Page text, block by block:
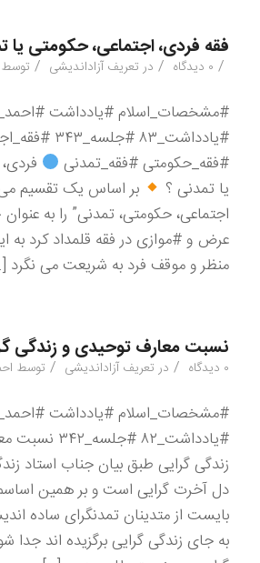
فقه فردی، اجتماعی، حکومتی یا
/ ۰ دیدگاه / در تعریف آزاداندیشی / توسط
#مشخصات_اسلام #یادداشت
#یادداشت_۸۳
#فقه_حکومتی #فقه_تمدنی
یا تمدنی ؟
بر اساس یک تقسیم می
اجتماعی، حکومتی، تمدنی” را به
عرض و #موازی در فقه قلمداد کرد به
منظر و موقف فرد به شریعت می نگرد
نسبت معارف توحیدی و زندگی
۰ دیدگاه / در تعریف آزاداندیشی / توسط
#مشخصات_اسلام #یادداشت
#یادداشت_۸۲
زندگی گرایی طبق بیان جناب استاد
دل آخرت گرایی است و بر همین
بایست از متدینان تمدنگرای ساده
به جای زندگی گرایی برگزیده اند جدا